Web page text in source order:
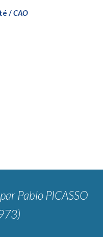
/CAO
par Pablo PICASSO